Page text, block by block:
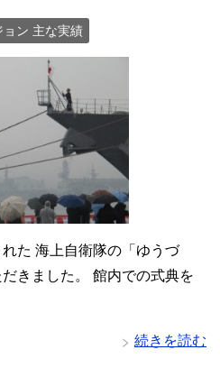
ョン 主な実績
た 海上自衛隊の「ゆうづ
きました。 館内での式典を
続きを読む